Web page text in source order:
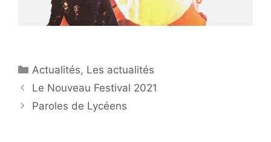
Catégories
Actualités, Les actualités
Navigation
de
Le Nouveau Festival 2021
Paroles de Lycéens